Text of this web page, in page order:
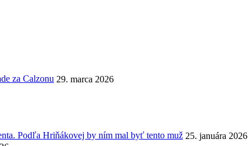
za Calzonu 29. marca 2026
Podľa Hriňákovej by ním mal byť tento muž 25. januára 2026